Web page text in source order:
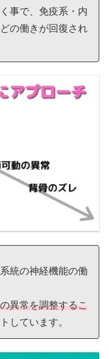
事で、免疫系・内
の働きが回復され
統の神経機能の働
異常を調整するこ
しています。